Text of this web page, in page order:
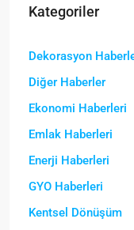
Kategoriler
Dekorasyon
Diğer Haberler
Ekonomi Haberleri
Emlak Haberleri
Enerji Haberleri
GYO Haberleri
Kentsel Dönüşüm